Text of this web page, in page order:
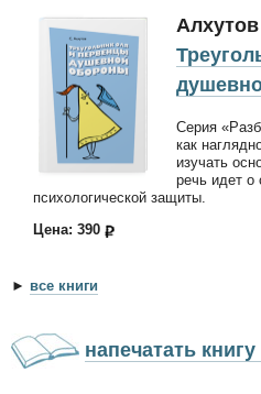
Серия
как
изучать
речь идет о
психологической защиты.
Цена: 390
► все книги
напечатать